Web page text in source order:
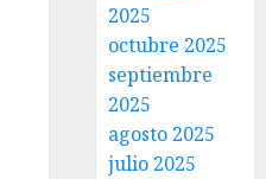
2025
octubre 2025
septiembre
2025
agosto 2025
julio 2025